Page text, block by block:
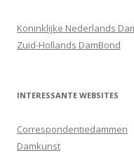
Koninklijke Nederlands
Zuid-Hollands DamBond
INTERESSANTE WEBSITES
Correspondentiedammen
Damkunst